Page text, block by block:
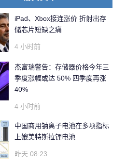
iPad、Xbox接连涨价 折射出存
储芯片短缺之痛
4 小时前
杰富瑞警告：存储器价格今年三
季度涨幅或达 50% 四季度再涨
40%
4 小时前
中国商用钠离子电池在多项指标
上媲美特斯拉锂电池
昨天 08:23